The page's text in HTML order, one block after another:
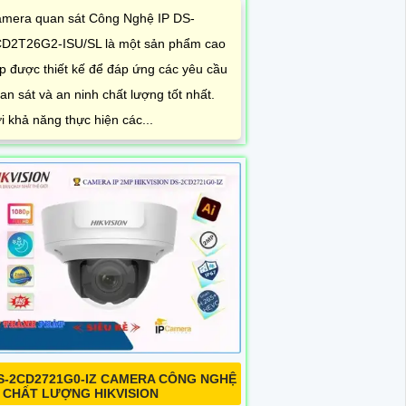
quan sát Công Nghệ IP DS-
ISU/SL là một sản phẩm cao
được thiết kế để đáp ứng các yêu cầu
sát và an ninh chất lượng tốt nhất.
khả năng thực hiện các...
2CD2721G0-IZ CAMERA CÔNG NGHỆ
CHẤT LƯỢNG HIKVISION